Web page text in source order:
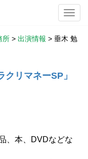
所 > 出演情報 > 垂木 勉
リマネーSP」
、本、DVDなどな